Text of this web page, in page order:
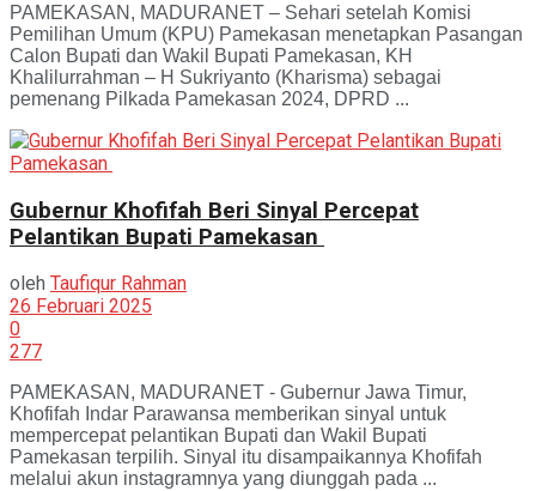
PAMEKASAN, MADURANET – Sehari setelah Komisi
Pemilihan Umum (KPU) Pamekasan menetapkan Pasangan
Calon Bupati dan Wakil Bupati Pamekasan, KH
Khalilurrahman – H Sukriyanto (Kharisma) sebagai
pemenang Pilkada Pamekasan 2024, DPRD ...
Gubernur Khofifah Beri Sinyal Percepat
Pelantikan Bupati Pamekasan
oleh Taufiqur Rahman
26 Februari 2025
0
277
PAMEKASAN, MADURANET - Gubernur Jawa Timur,
Khofifah Indar Parawansa memberikan sinyal untuk
mempercepat pelantikan Bupati dan Wakil Bupati
Pamekasan terpilih. Sinyal itu disampaikannya Khofifah
melalui akun instagramnya yang diunggah pada ...